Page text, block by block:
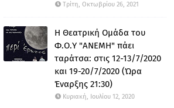
Τρίτη, Οκτωβρίου 26, 2021
Η Θεατρική Ομάδα του
Φ.Ο.Υ "ΑΝΕΜΗ" πάει
ταράτσα: στις 12-13/7/2020
και 19-20/7/2020 (Ώρα
Έναρξης 21:30)
Κυριακή, Ιουλίου 12, 2020